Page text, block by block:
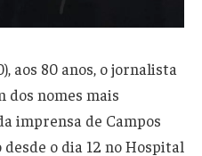
aos 80 anos, o jornalista
dos nomes mais
imprensa de Campos
o dia 12 no Hospital